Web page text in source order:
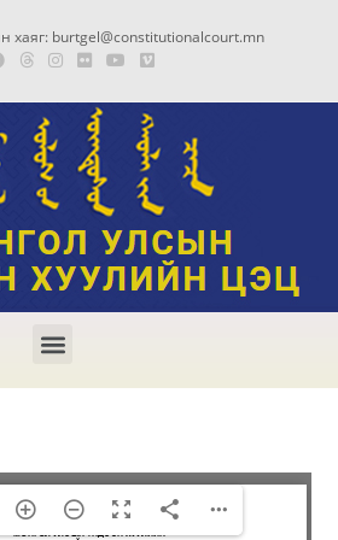
хаяг: burtgel@constitutionalcourt.mn